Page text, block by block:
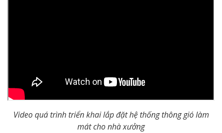
Video quá trình triển khai lắp đặt hệ thống thông gió làm
mát cho nhà xưởng